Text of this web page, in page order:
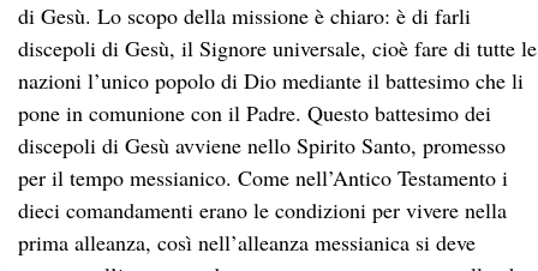
di Gesù. Lo scopo della missione è chiaro: è di farli
discepoli di Gesù, il Signore universale, cioè fare di tutte le
nazioni l’unico popolo di Dio mediante il battesimo che li
pone in comunione con il Padre. Questo battesimo dei
discepoli di Gesù avviene nello Spirito Santo, promesso
per il tempo messianico. Come nell’Antico Testamento i
dieci comandamenti erano le condizioni per vivere nella
prima alleanza, così nell’alleanza messianica si deve